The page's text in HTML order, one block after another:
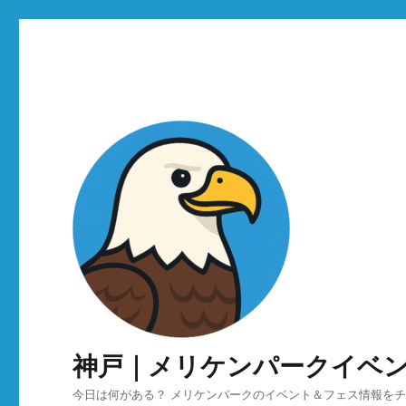
神戸｜メリケンパークイベ
今日は何がある？ メリケンパークのイベント＆フェス情報をチ